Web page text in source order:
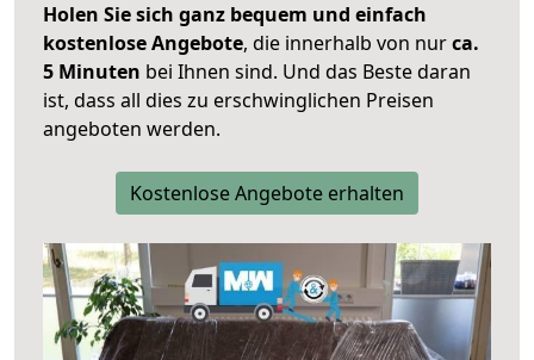
Holen Sie sich ganz bequem und einfach
kostenlose Angebote, die innerhalb von nurca.
5 Minuten bei Ihnen sind. Und das Beste daran
ist, dass all dies zu erschwinglichen Preisen
angeboten werden.
Kostenlose Angebote erhalten